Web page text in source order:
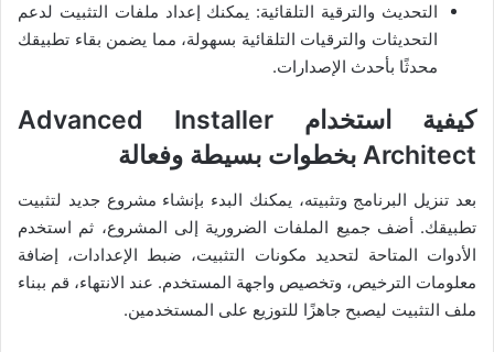
التحديث والترقية التلقائية: يمكنك إعداد ملفات التثبيت لدعم
التحديثات والترقيات التلقائية بسهولة، مما يضمن بقاء تطبيقك
محدثًا بأحدث الإصدارات.
كيفية استخدام Advanced Installer
Architect بخطوات بسيطة وفعالة
بعد تنزيل البرنامج وتثبيته، يمكنك البدء بإنشاء مشروع جديد لتثبيت
تطبيقك. أضف جميع الملفات الضرورية إلى المشروع، ثم استخدم
الأدوات المتاحة لتحديد مكونات التثبيت، ضبط الإعدادات، إضافة
معلومات الترخيص، وتخصيص واجهة المستخدم. عند الانتهاء، قم ببناء
ملف التثبيت ليصبح جاهزًا للتوزيع على المستخدمين.